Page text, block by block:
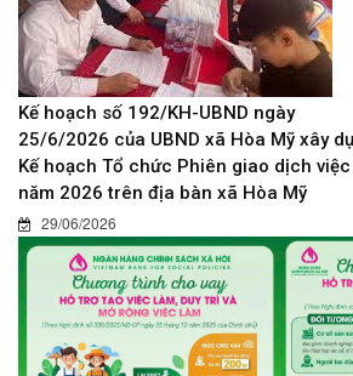
Kế hoạch số 192/KH-UBND ngày
25/6/2026 của UBND xã Hòa Mỹ xây
Kế hoạch Tổ chức Phiên giao dịch
năm 2026 trên địa bàn xã Hòa Mỹ
29/06/2026